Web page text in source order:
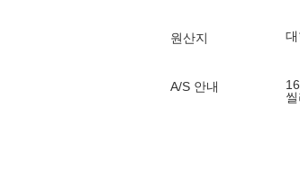
원산지
A/S 안내